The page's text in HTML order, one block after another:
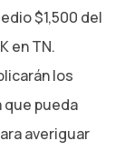
$1,500 del
en TN.
los
pueda
averiguar